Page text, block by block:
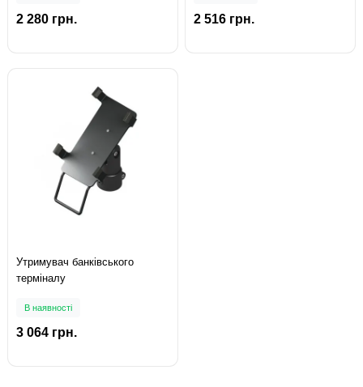
2 280 грн. 2 516 грн.
Утримувач банківського
терміналу
В наявності
3 064 грн.